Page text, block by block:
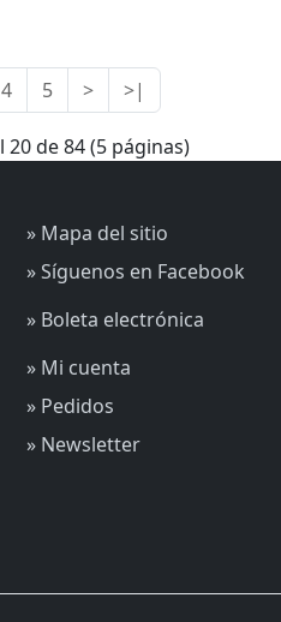
4 5 > >|
de 84 (5 páginas)
» Mapa del sitio
» Síguenos en Facebook
» Boleta electrónica
» Mi cuenta
» Pedidos
» Newsletter